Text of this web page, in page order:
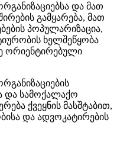
და მათ
გამყარება, მათ
პოპულარიზაცია,
ხელშეწყობა
ორიენტირებული
და სამოქალაქო
ქვეყნის მასშტაბით,
და ადვოკატირების